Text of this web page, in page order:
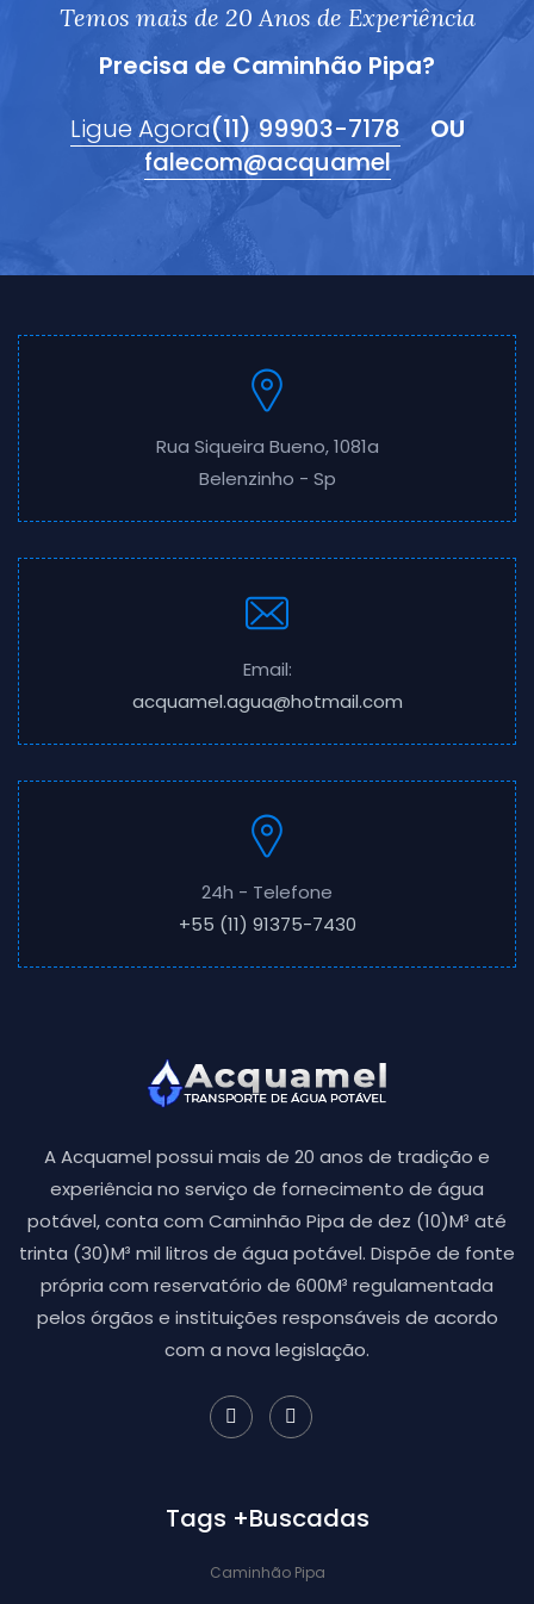
Temos mais de 20 Anos de Experiência
Precisa de Caminhão Pipa?
Ligue Agora(11) 99903-7178
OU
falecom@acquamel
Rua Siqueira Bueno, 1081a
Belenzinho - Sp
Email:
acquamel.agua@hotmail.com
24h - Telefone
+55 (11) 91375-7430
A Acquamel possui mais de 20 anos de tradição e
experiência no serviço de fornecimento de água
potável, conta com Caminhão Pipa de dez (10)M³ até
trinta (30)M³ mil litros de água potável. Dispõe de fonte
própria com reservatório de 600M³ regulamentada
pelos órgãos e instituições responsáveis de acordo
com a nova legislação.
Tags +Buscadas
Caminhão Pipa